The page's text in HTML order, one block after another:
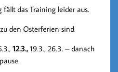
das Training leider aus.
den Osterferien sind:
12.3.,19.3., 26.3. – danach